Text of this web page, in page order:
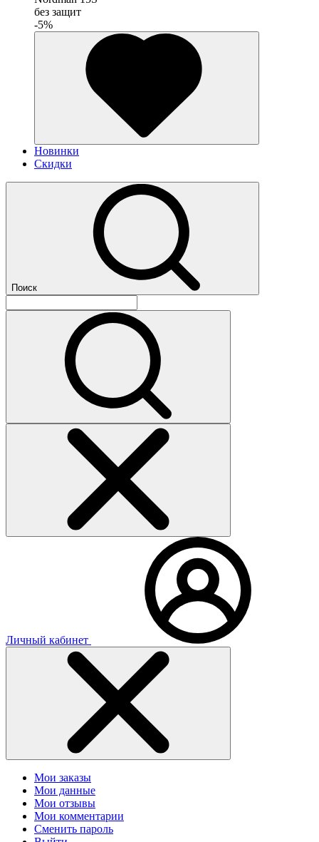
без защит
-5%
Новинки
Скидки
Поиск
Личный кабинет
Мои заказы
Мои данные
Мои отзывы
Мои комментарии
Сменить пароль